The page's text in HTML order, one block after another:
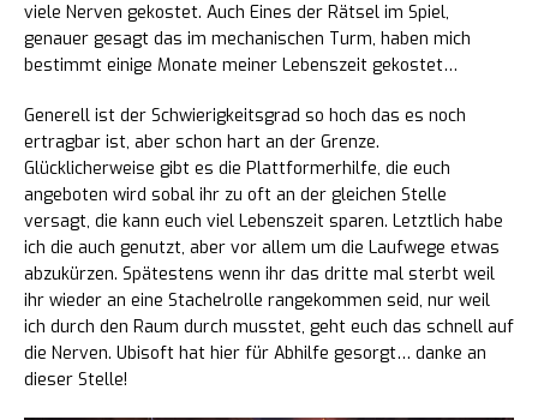
viele Nerven gekostet. Auch Eines der Rätsel im Spiel,
genauer gesagt das im mechanischen Turm, haben mich
bestimmt einige Monate meiner Lebenszeit gekostet…
Generell ist der Schwierigkeitsgrad so hoch das es noch
ertragbar ist, aber schon hart an der Grenze.
Glücklicherweise gibt es die Plattformerhilfe, die euch
angeboten wird sobal ihr zu oft an der gleichen Stelle
versagt, die kann euch viel Lebenszeit sparen. Letztlich habe
ich die auch genutzt, aber vor allem um die Laufwege etwas
abzukürzen. Spätestens wenn ihr das dritte mal sterbt weil
ihr wieder an eine Stachelrolle rangekommen seid, nur weil
ich durch den Raum durch musstet, geht euch das schnell auf
die Nerven. Ubisoft hat hier für Abhilfe gesorgt… danke an
dieser Stelle!